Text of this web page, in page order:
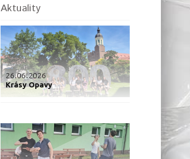
Aktuality
26.06.2026
Krásy Opavy